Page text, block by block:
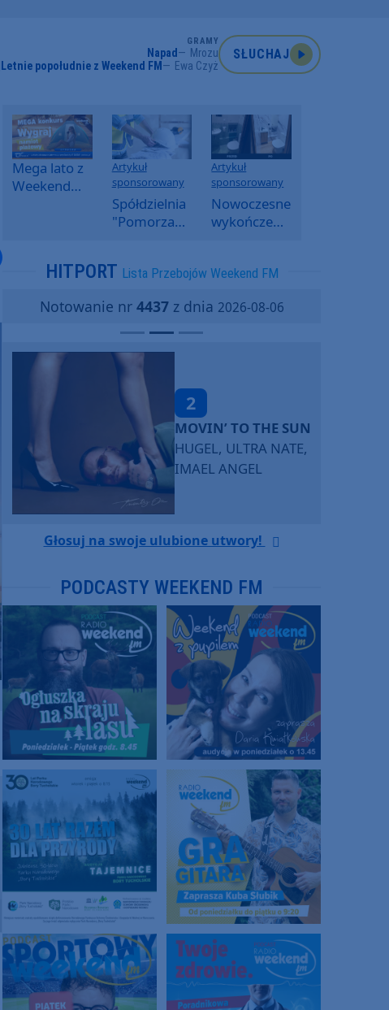
GRAMY
Napad
Mrozu
Letnie popołudnie z Weekend FM
Ewa Czyż
SŁUCHAJ
Mega lato z
Weekend
Artykuł
sponsorowany
Spółdzielnia
"Pomorzanka"
informuje o
i ofertach
najmu
Artykuł
sponsorowany
Nowoczesne
wykończenia
SPC, WPC i
kamienny
HITPORT Lista Przebojów Weekend FM
Notowanie nr 4437z dnia 2026-08-06
2
MOVIN’ TO THE SUN
HUGEL, ULTRA NATE,
IMAEL ANGEL
Głosuj na swoje ulubione utwory!
PODCASTY WEEKEND FM